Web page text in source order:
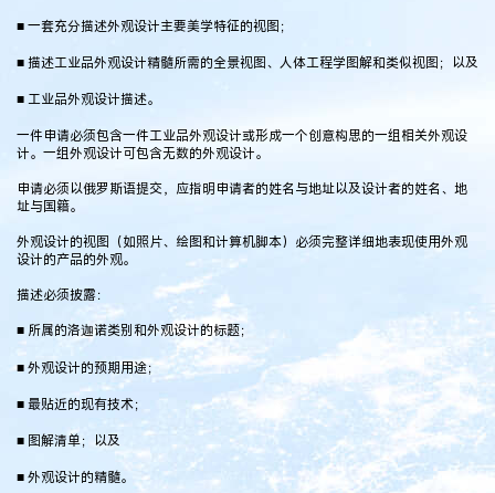
■ 一套充分描述外观设计主要美学特征的视图；
■ 描述工业品外观设计精髓所需的全景视图、人体工程学图解和类似视图；以及
■ 工业品外观设计描述。
一件申请必须包含一件工业品外观设计或形成一个创意构思的一组相关外观设
计。一组外观设计可包含无数的外观设计。
申请必须以俄罗斯语提交，应指明申请者的姓名与地址以及设计者的姓名、地
址与国籍。
外观设计的视图（如照片、绘图和计算机脚本）必须完整详细地表现使用外观
设计的产品的外观。
描述必须披露：
■ 所属的洛迦诺类别和外观设计的标题；
■ 外观设计的预期用途；
■ 最贴近的现有技术；
■ 图解清单；以及
■ 外观设计的精髓。